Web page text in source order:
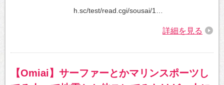
h.sc/test/read.cgi/sousai/1…
詳細を見る
【Omiai】サーファーとかマリンスポーツし